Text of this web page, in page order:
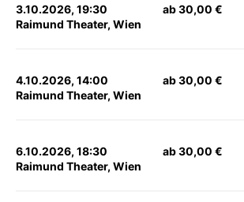
3.10.2026, 19:30
Raimund Theater, Wien
ab 30,00 €
4.10.2026, 14:00
Raimund Theater, Wien
ab 30,00 €
6.10.2026, 18:30
Raimund Theater, Wien
ab 30,00 €